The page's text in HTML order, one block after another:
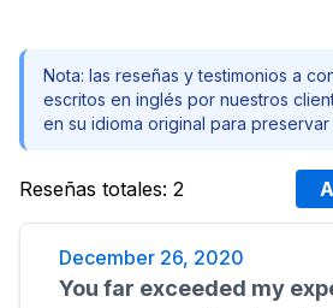
Nota: las reseñas y testimonios a
escritos en inglés por nuestros
en su idioma original para
Reseñas totales: 2
December 26, 2020
You far exceeded my